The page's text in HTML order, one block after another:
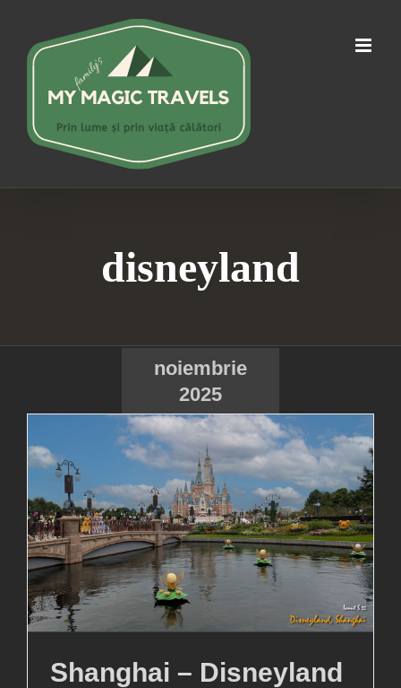
content
disneyland
noiembrie
2025
Shanghai – Disneyland